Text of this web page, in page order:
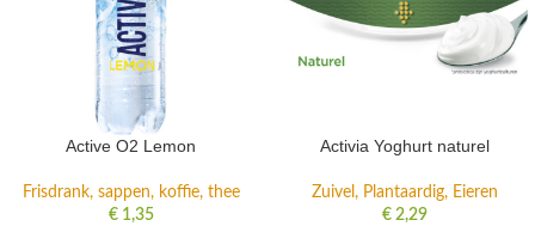
Active O2 Lemon
Frisdrank, sappen, koffie, thee
€1,35
Activia Yoghurt naturel
Zuivel, Plantaardig, Eieren
€2,29